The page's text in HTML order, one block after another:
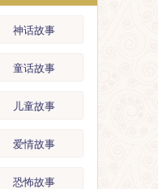
神话故事
童话故事
儿童故事
爱情故事
恐怖故事